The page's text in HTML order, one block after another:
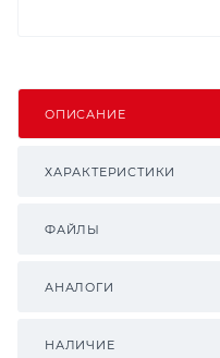
ОПИСАНИЕ
ХАРАКТЕРИСТИКИ
ФАЙЛЫ
АНАЛОГИ
НАЛИЧИЕ